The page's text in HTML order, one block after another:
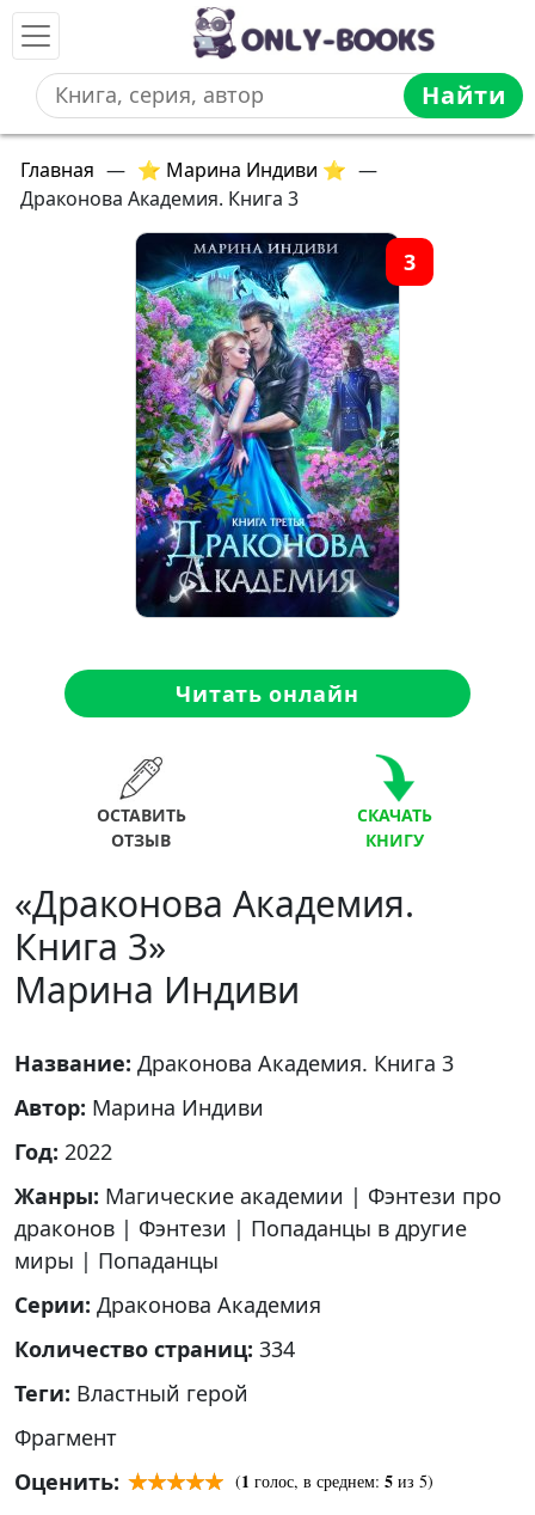
Найти
Главная — ⭐ Марина Индиви ⭐ —
Драконова Академия. Книга 3
3
Читать онлайн
ОСТАВИТЬ
ОТЗЫВ
СКАЧАТЬ
КНИГУ
«Драконова Академия.
Книга 3»
Марина Индиви
Название: Драконова Академия. Книга 3
Автор: Марина Индиви
Год: 2022
Жанры: Магические академии | Фэнтези про
драконов | Фэнтези | Попаданцы в другие
миры | Попаданцы
Серии: Драконова Академия
Количество страниц: 334
Теги: Властный герой
Фрагмент
Оценить:
(1 голос, в среднем: 5 из 5)